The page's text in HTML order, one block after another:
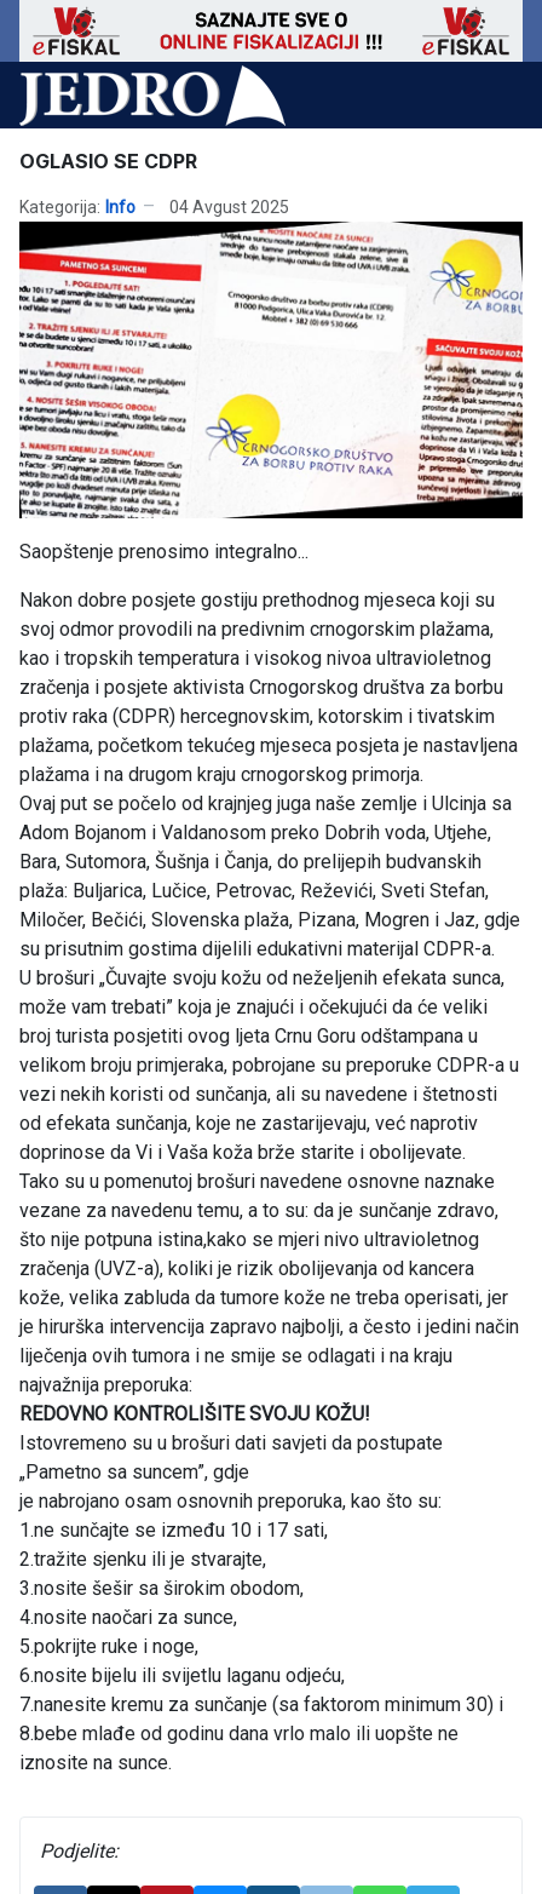
OGLASIO SE CDPR
Kategorija: Info 04 Avgust 2025
Saopštenje prenosimo integralno...
Nakon dobre posjete gostiju prethodnog mjeseca koji su
svoj odmor provodili na predivnim crnogorskim plažama,
kao i tropskih temperatura i visokog nivoa ultravioletnog
zračenja i posjete aktivista Crnogorskog društva za borbu
protiv raka (CDPR) hercegnovskim, kotorskim i tivatskim
plažama, početkom tekućeg mjeseca posjeta je nastavljena
plažama i na drugom kraju crnogorskog primorja.
Ovaj put se počelo od krajnjeg juga naše zemlje i Ulcinja sa
Adom Bojanom i Valdanosom preko Dobrih voda, Utjehe,
Bara, Sutomora, Šušnja i Čanja, do prelijepih budvanskih
plaža: Buljarica, Lučice, Petrovac, Reževići, Sveti Stefan,
Miločer, Bečići, Slovenska plaža, Pizana, Mogren i Jaz, gdje
su prisutnim gostima dijelili edukativni materijal CDPR-a.
U brošuri „Čuvajte svoju kožu od neželjenih efekata sunca,
može vam trebati” koja je znajući i očekujući da će veliki
broj turista posjetiti ovog ljeta Crnu Goru odštampana u
velikom broju primjeraka, pobrojane su preporuke CDPR-a u
vezi nekih koristi od sunčanja, ali su navedene i štetnosti
od efekata sunčanja, koje ne zastarijevaju, već naprotiv
doprinose da Vi i Vaša koža brže starite i obolijevate.
Tako su u pomenutoj brošuri navedene osnovne naznake
vezane za navedenu temu, a to su: da je sunčanje zdravo,
što nije potpuna istina,kako se mjeri nivo ultravioletnog
zračenja (UVZ-a), koliki je rizik obolijevanja od kancera
kože, velika zabluda da tumore kože ne treba operisati, jer
je hirurška intervencija zapravo najbolji, a često i jedini način
liječenja ovih tumora i ne smije se odlagati i na kraju
najvažnija preporuka:
REDOVNO KONTROLIŠITE SVOJU KOŽU!
Istovremeno su u brošuri dati savjeti da postupate
„Pametno sa suncem”, gdje
je nabrojano osam osnovnih preporuka, kao što su:
1.ne sunčajte se između 10 i 17 sati,
2.tražite sjenku ili je stvarajte,
3.nosite šešir sa širokim obodom,
4.nosite naočari za sunce,
5.pokrijte ruke i noge,
6.nosite bijelu ili svijetlu laganu odjeću,
7.nanesite kremu za sunčanje (sa faktorom minimum 30) i
8.bebe mlađe od godinu dana vrlo malo ili uopšte ne
iznosite na sunce.
Podjelite: